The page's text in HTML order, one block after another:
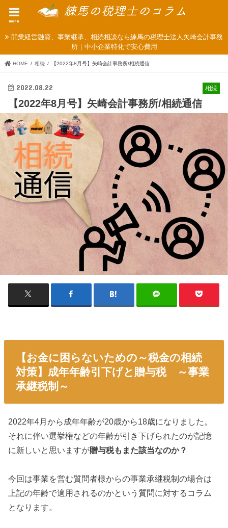
menu
開業経営融資、事業継承、相続相談なら練馬の税理士法人矢崎会計事務
所｜中小企業特化で安心費用
HOME 相続 【2022年8月号】矢崎会計事務所/相続通信
相続
2022.08.22
【2022年8月号】矢崎会計事務所/相続通信
【お金に困らないための～税金の相続
対策】成年年齢引下げと贈与税 ～事業
承継税制～
2022年4月から成年年齢が20歳から18歳になりました。
それに伴い選挙権などの年齢が引き下げられたのが記憶
に新しいと思いますが贈与税もまた該当なのか？
今回は事業を営む質問者様からの事業承継税制の場合は
上記の年齢で適用されるのかという質問に対するコラム
となります。